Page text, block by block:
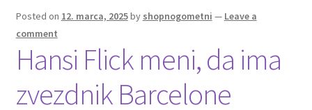
Posted on 12. marca, 2025by shopnogometni — Leave a
comment
Hansi Flick meni, da ima
zvezdnik Barcelone